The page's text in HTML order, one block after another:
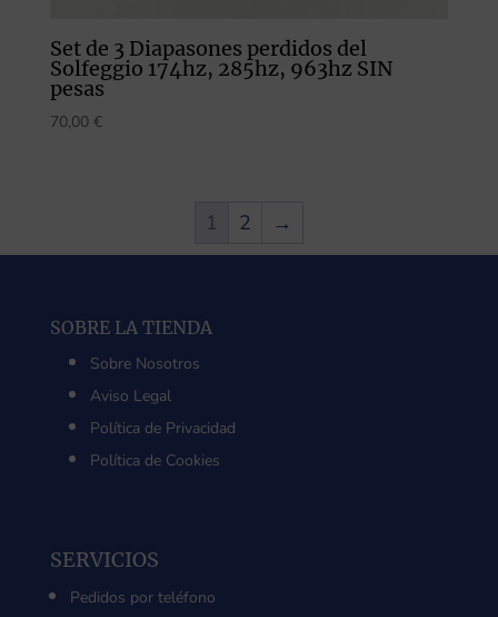
Set de 3 Diapasones perdidos del
Solfeggio 174hz, 285hz, 963hz SIN
pesas
70,00 €
1 2 →
SOBRE LA TIENDA
Sobre Nosotros
Aviso Legal
Política de Privacidad
Política de Cookies
SERVICIOS
Pedidos por teléfono